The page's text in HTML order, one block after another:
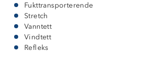
Fukttransporterende
Stretch
Vanntett
Vindtett
Refleks